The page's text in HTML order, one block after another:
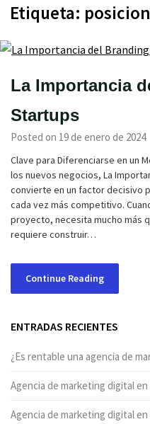
Etiqueta:
La Importancia
Startups
Posted on 19 de enero de 2024
Clave para Diferenciarse en un
los nuevos negocios, La
convierte en un factor decisivo
cada vez más competitivo.
proyecto, necesita mucho más
requiere construir…
Continue Reading
ENTRADAS RECIENTES
¿Es rentable una agencia de
Agencia de marketing digital
Agencia de marketing digital en